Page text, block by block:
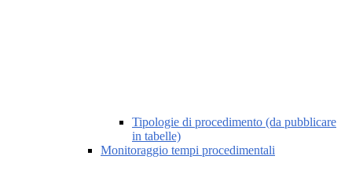
Tipologie di procedimento (da pubblicare
in tabelle)
Monitoraggio tempi procedimentali